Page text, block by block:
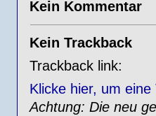
Kein Kommentar
Kein Trackback
Trackback link:
Klicke hier, um
Achtung: Die neu